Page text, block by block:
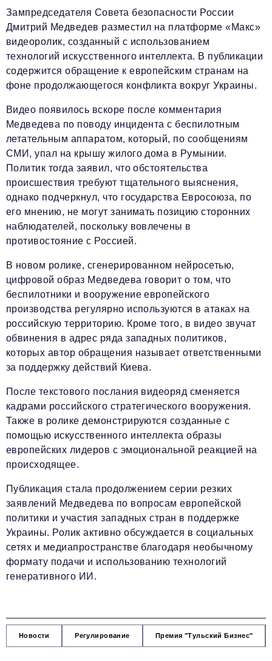
Зампредседателя Совета безопасности России
Дмитрий Медведев разместил на платформе «Макс»
видеоролик, созданный с использованием
технологий искусственного интеллекта. В публикации
содержится обращение к европейским странам на
фоне продолжающегося конфликта вокруг Украины.
Видео появилось вскоре после комментария
Медведева по поводу инцидента с беспилотным
летательным аппаратом, который, по сообщениям
СМИ, упал на крышу жилого дома в Румынии.
Политик тогда заявил, что обстоятельства
происшествия требуют тщательного выяснения,
однако подчеркнул, что государства Евросоюза, по
его мнению, не могут занимать позицию сторонних
наблюдателей, поскольку вовлечены в
противостояние с Россией.
В новом ролике, сгенерированном нейросетью,
цифровой образ Медведева говорит о том, что
беспилотники и вооружение европейского
производства регулярно используются в атаках на
российскую территорию. Кроме того, в видео звучат
обвинения в адрес ряда западных политиков,
которых автор обращения называет ответственными
за поддержку действий Киева.
После текстового послания видеоряд сменяется
кадрами российского стратегического вооружения.
Также в ролике демонстрируются созданные с
помощью искусственного интеллекта образы
европейских лидеров с эмоциональной реакцией на
происходящее.
Публикация стала продолжением серии резких
заявлений Медведева по вопросам европейской
политики и участия западных стран в поддержке
Украины. Ролик активно обсуждается в социальных
сетях и медиапространстве благодаря необычному
формату подачи и использованию технологий
генеративного ИИ.
Новости Регулирование Премия "Тульский Бизнес"